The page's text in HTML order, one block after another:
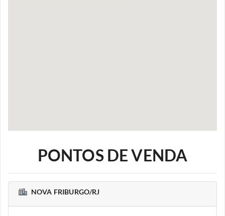
PONTOS DE VENDA
NOVA FRIBURGO/RJ